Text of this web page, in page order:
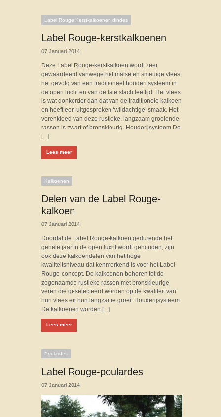
Label Rouge Kerstkalkoenen dindes
Label Rouge-kerstkalkoenen
07 Januari 2014
Deze Label Rouge-kerstkalkoen wordt zeer
gewaardeerd vanwege het malse en smeuïge vlees,
het gevolg van een traditioneel houderijsysteem in
de open lucht en van de late slachtleeftijd. Het vlees
is wat donkerder dan dat van de traditionele kalkoen
en heeft een uitgesproken ‘wildachtige’ smaak. Het
verenkleed van deze rustieke, langzaam groeiende
rassen is zwart of bronskleurig. Houderijsysteem De
[...]
Lees meer
Kalkoenen
Delen van de Label Rouge-
kalkoen
07 Januari 2014
Doordat de Label Rouge-kalkoen gedurende het
gehele jaar in de open lucht wordt gehouden, zijn
ook deze kalkoendelen van het hoge
kwaliteitsniveau dat kenmerkend is voor het Label
Rouge-concept. De kalkoenen behoren tot de
zogenaamde rustieke rassen met bronskleurige
veren die geselecteerd worden op de kwaliteit van
hun vlees en hun langzame groei. Houderijsysteem
De kalkoenen worden [...]
Lees meer
Poulardes
Label Rouge-poulardes
07 Januari 2014